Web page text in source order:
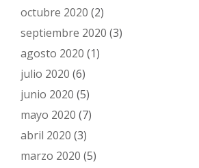
octubre 2020 (2)
septiembre 2020 (3)
agosto 2020 (1)
julio 2020 (6)
junio 2020 (5)
mayo 2020 (7)
abril 2020 (3)
marzo 2020 (5)